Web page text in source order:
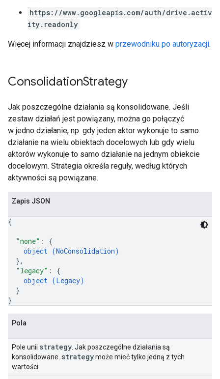
https://www.googleapis.com/auth/drive.activ
ity.readonly
Więcej informacji znajdziesz w przewodniku po autoryzacji.
ConsolidationStrategy
Jak poszczególne działania są konsolidowane. Jeśli
zestaw działań jest powiązany, można go połączyć
w jedno działanie, np. gdy jeden aktor wykonuje to samo
działanie na wielu obiektach docelowych lub gdy wielu
aktorów wykonuje to samo działanie na jednym obiekcie
docelowym. Strategia określa reguły, według których
aktywności są powiązane.
Zapis JSON
{
"none" : {
object (NoConsolidation)
},
"legacy" : {
object (Legacy)
}
}
Pola
Pole unii strategy . Jak poszczególne działania są
konsolidowane. strategymoże mieć tylko jedną z tych
wartości: